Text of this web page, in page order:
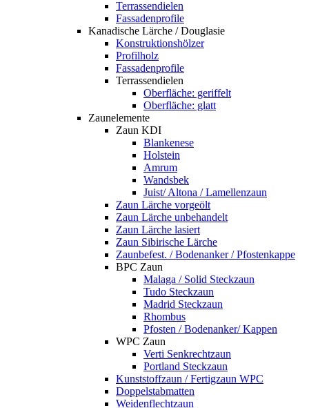
Terrassendielen
Fassadenprofile
Kanadische Lärche / Douglasie
Konstruktionshölzer
Profilholz
Fassadenprofile
Terrassendielen
Oberfläche: geriffelt
Oberfläche: glatt
Zaunelemente
Zaun KDI
Blankenese
Holstein
Amrum
Wandsbek
Juist/ Altona / Lamellenzaun
Zaun Lärche vorgeölt
Zaun Lärche unbehandelt
Zaun Lärche lasiert
Zaun Sibirische Lärche
Zaunbefest. / Bodenanker / Pfostenkappe
BPC Zaun
Malaga / Solid Steckzaun
Tudo Steckzaun
Madrid Steckzaun
Rhombus
Pfosten / Bodenanker/ Kappen
WPC Zaun
Verti Senkrechtzaun
Portland Steckzaun
Kunststoffzaun / Fertigzaun WPC
Doppelstabmatten
Weidenflechtzaun